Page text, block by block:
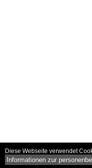
Diese Webseite verwendet
Informationen zur